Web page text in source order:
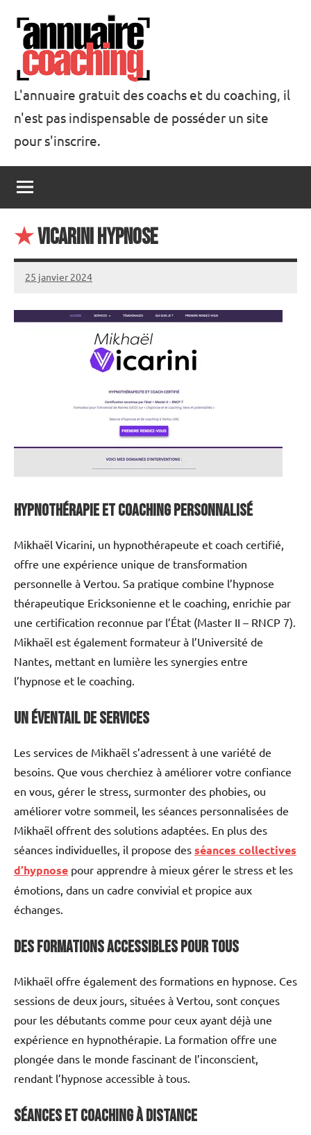
contenu
Annuaire
Coaching
L'annuaire gratuit des coachs et du coaching, il
n'est pas indispensable de posséder un site
pour s'inscrire.
★Vicarini Hypnose
25 janvier 2024
annuairecoaching
Hypnothérapie et Coaching personnalisé
Mikhaël Vicarini, un hypnothérapeute et coach certifié,
offre une expérience unique de transformation
personnelle à Vertou. Sa pratique combine l’hypnose
thérapeutique Ericksonienne et le coaching, enrichie par
une certification reconnue par l’État (Master II – RNCP 7).
Mikhaël est également formateur à l’Université de
Nantes, mettant en lumière les synergies entre
l’hypnose et le coaching.
Un éventail de services
Les services de Mikhaël s’adressent à une variété de
besoins. Que vous cherchiez à améliorer votre confiance
en vous, gérer le stress, surmonter des phobies, ou
améliorer votre sommeil, les séances personnalisées de
Mikhaël offrent des solutions adaptées. En plus des
séances individuelles, il propose des séances collectives
d’hypnose pour apprendre à mieux gérer le stress et les
émotions, dans un cadre convivial et propice aux
échanges.
Des formations accessibles pour tous
Mikhaël offre également des formations en hypnose. Ces
sessions de deux jours, situées à Vertou, sont conçues
pour les débutants comme pour ceux ayant déjà une
expérience en hypnothérapie. La formation offre une
plongée dans le monde fascinant de l’inconscient,
rendant l’hypnose accessible à tous.
Séances et coaching à distance